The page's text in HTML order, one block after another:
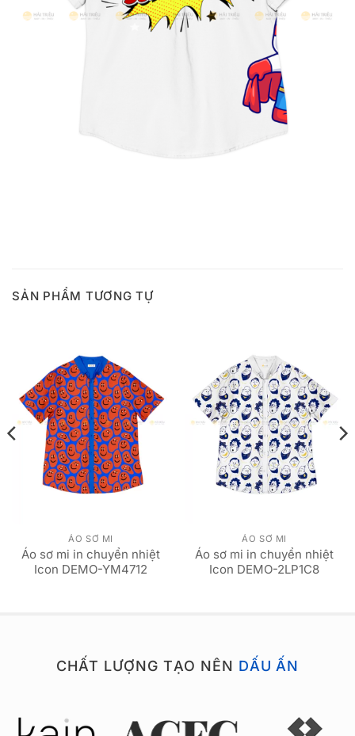
SẢN PHẨM TƯƠNG TỰ
ÁO SƠ MI
Áo sơ mi in chuyển nhiệt
Icon DEMO-YM4712
ÁO SƠ MI
Áo sơ mi in chuyển nhiệt
Icon DEMO-2LP1C8
CHẤT LƯỢNG TẠO NÊN DẤU ẤN